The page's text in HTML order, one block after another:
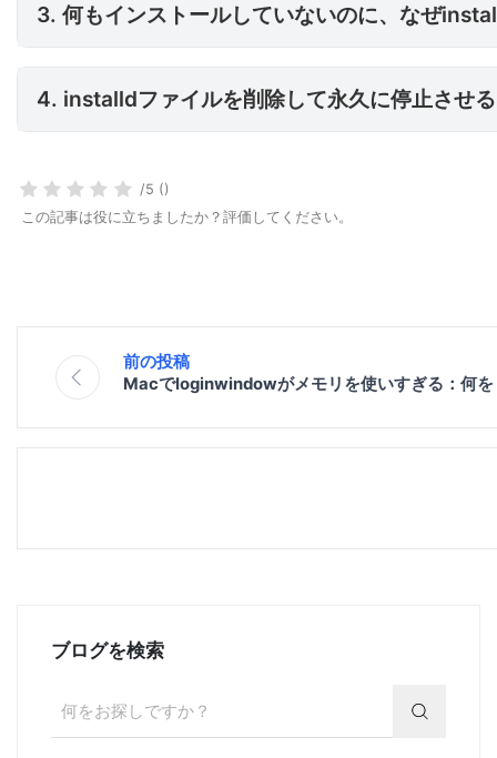
3. 何もインストールしていないのに、なぜ
4. installdファイルを削除して
4. installdファイルを削除して永久に停止させ
/5 ()
この記事は役に立ちましたか？評価してください。
前の投稿
Macでloginwindowがメモリを使いすぎる：何
ブログを検索